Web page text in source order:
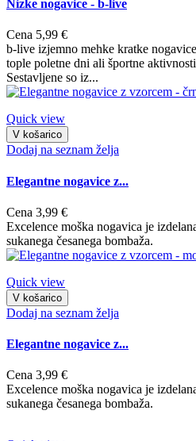
Nizke nogavice - b-live
Cena 5,99 €
b-live izjemno mehke kratke
tople poletne dni ali športne
Sestavljene so iz...
Quick view
V košarico
Dodaj na seznam želja
Elegantne nogavice z...
Cena 3,99 €
Excelence moška nogavica je
sukanega česanega bombaža.
Quick view
V košarico
Dodaj na seznam želja
Elegantne nogavice z...
Cena 3,99 €
Excelence moška nogavica je
sukanega česanega bombaža.